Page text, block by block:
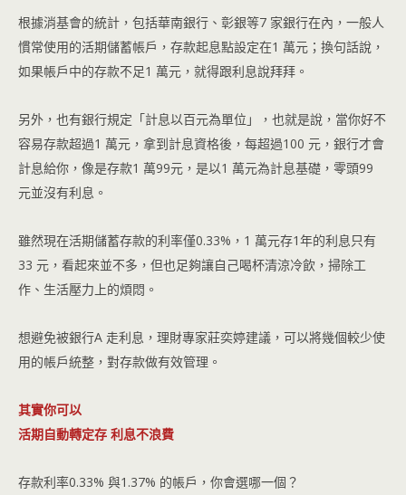
根據消基會的統計，包括華南銀行、彰銀等7 家銀行在內，一般人
慣常使用的活期儲蓄帳戶，存款起息點設定在1 萬元；換句話說，
如果帳戶中的存款不足1 萬元，就得跟利息說拜拜。
另外，也有銀行規定「計息以百元為單位」，也就是說，當你好不
容易存款超過1 萬元，拿到計息資格後，每超過100 元，銀行才會
計息給你，像是存款1 萬99元，是以1 萬元為計息基礎，零頭99
元並沒有利息。
雖然現在活期儲蓄存款的利率僅0.33%，1 萬元存1年的利息只有
33 元，看起來並不多，但也足夠讓自己喝杯清涼冷飲，掃除工
作、生活壓力上的煩悶。
想避免被銀行A 走利息，理財專家莊奕婷建議，可以將幾個較少使
用的帳戶統整，對存款做有效管理。
其實你可以
活期自動轉定存 利息不浪費
存款利率0.33% 與1.37% 的帳戶，你會選哪一個？